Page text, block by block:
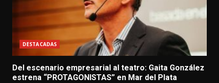
DESTACADAS
Del escenario empresarial al teatro: Gaita González
estrena “PROTAGONISTAS” en Mar del Plata